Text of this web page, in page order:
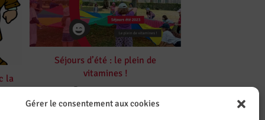
Gérer le consentement aux cookies
la
Séjours d’été : le plein de
vitamines !